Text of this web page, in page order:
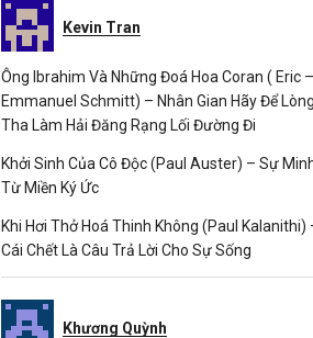
Kevin Tran
Ông Ibrahim Và Những Đoá Hoa Coran ( Eric –
Emmanuel Schmitt) – Nhân Gian Hãy Để
Tha Làm Hải Đăng Rạng Lối Đường Đi
Khởi Sinh Của Cô Độc (Paul Auster) – Sự
Từ Miền Ký Ức
Khi Hơi Thở Hoá Thinh Không (Paul Kalanithi)
Cái Chết Là Câu Trả Lời Cho Sự Sống
Khương Quỳnh